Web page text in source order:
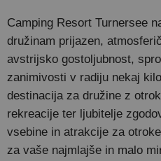
Camping Resort Turnersee
družinam prijazen,
avstrijsko gostoljubnost,
zanimivosti v radiju nekaj
destinacija za družine z
rekreacije ter ljubitelje
vsebine in atrakcije za
za vaše najmlajše in malo